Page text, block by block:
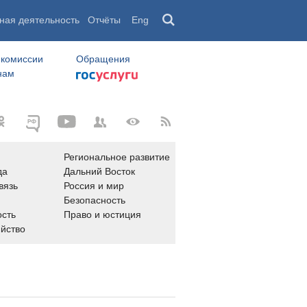
деятельность Отчёты Eng
Обращения
Региональное развитие
Дальний Восток
Россия и мир
Безопасность
Право и юстиция